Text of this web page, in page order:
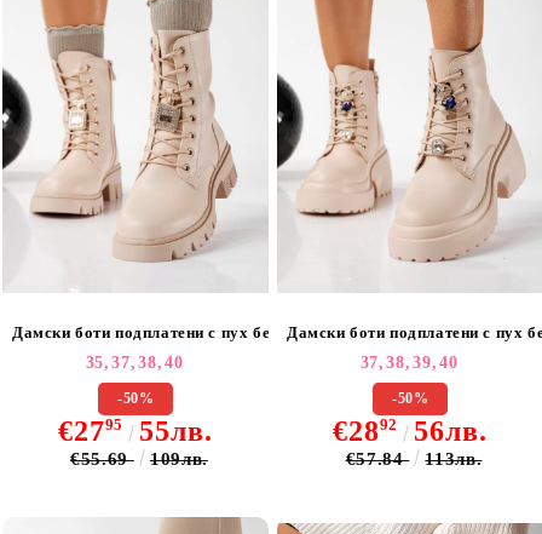
Дамски боти подплатени с пух бежови от еко кожа Lydia #22782
35, 37, 38, 40
-50%
€2795 55лв.
€55.69 109лв.
Дамски боти подплатени с пух
37, 38, 39, 40
-50%
€2892 56лв.
€57.84 113лв.